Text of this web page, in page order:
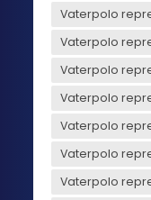
Vaterpolo
Vaterpolo
Vaterpolo
Vaterpolo
Vaterpolo
Vaterpolo
Vaterpolo